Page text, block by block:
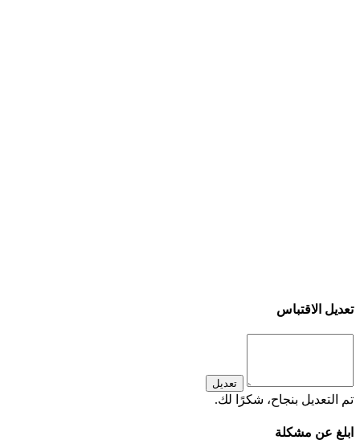
تعديل الاقتباس
تعديل
تم التعديل بنجاح، شكرًا لك.
ابلغ عن مشكلة